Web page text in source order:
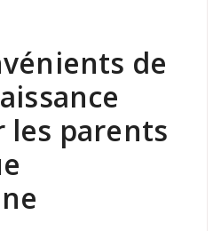
de
les parents